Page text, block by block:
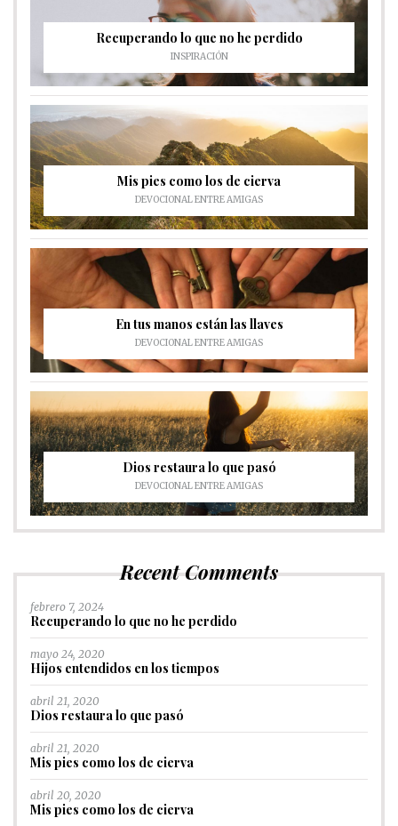
Recuperando lo que no he perdido
INSPIRACIÓN
Mis pies como los de cierva
DEVOCIONAL ENTRE AMIGAS
En tus manos están las llaves
DEVOCIONAL ENTRE AMIGAS
Dios restaura lo que pasó
DEVOCIONAL ENTRE AMIGAS
Recent Comments
febrero 7, 2024
Recuperando lo que no he perdido
mayo 24, 2020
Hijos entendidos en los tiempos
abril 21, 2020
Dios restaura lo que pasó
abril 21, 2020
Mis pies como los de cierva
abril 20, 2020
Mis pies como los de cierva